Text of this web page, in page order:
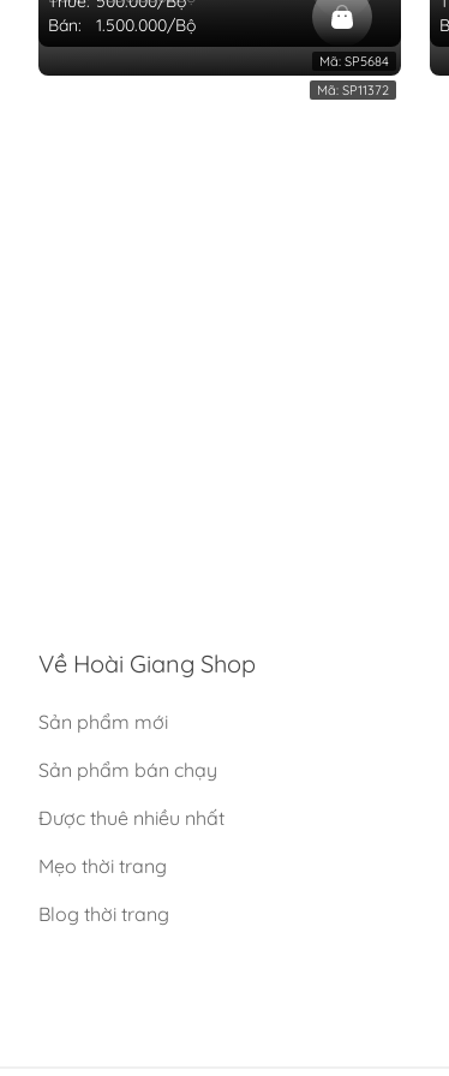
Mã: SP5684
Bán:
1.500.000/Bộ
Mã: SP11372
Về Hoài Giang Shop
Sản phẩm mới
Sản phẩm bán chạy
Được thuê nhiều nhất
Mẹo thời trang
Blog thời trang